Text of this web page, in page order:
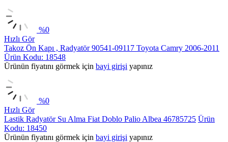
%0
Hızlı Gör
Takoz Ön Kapı , Radyatör 90541-09117 Toyota Camry 2006-2011
Ürün Kodu: 18548
Ürünün fiyatını görmek için bayi girişi yapınız
%0
Hızlı Gör
Lastik Radyatör Su Alma Fiat Doblo Palio Albea 46785725 Ürün
Kodu: 18450
Ürünün fiyatını görmek için bayi girişi yapınız